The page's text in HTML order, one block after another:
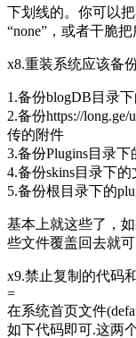
下划线的。你可以
“none”，或者干脆
x8.重装系统应该备
1.备份blogDB目录
2.备份https://
传的附件
3.备份Plugins目录
4.备份skins目录下
5.备份根目录下的
基本上就这些了，
些文件覆盖回去就可
x9.禁止复制的代码
=
在系统首页文件
如下代码即可.这两